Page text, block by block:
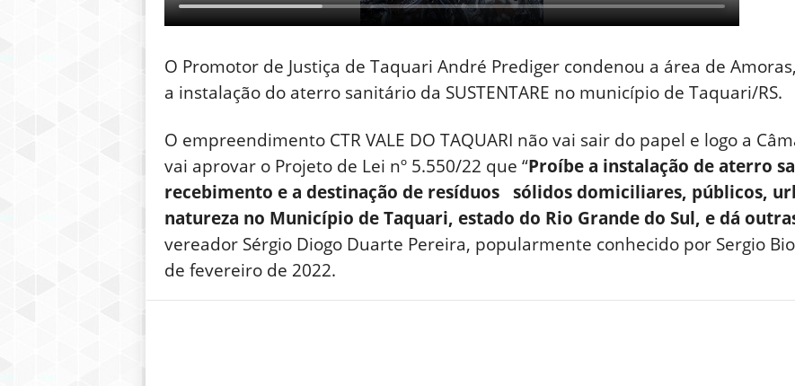
O Promotor de Justiça de Taquari André Prediger condenou a área de
a instalação do aterro sanitário da SUSTENTARE no município de Taquari/RS.
O empreendimento CTR VALE DO TAQUARI não vai sair do papel e logo a
vai aprovar o Projeto de Lei nº 5.550/22 que “Proíbe a instalação de aterro
recebimento e a destinação de resíduos sólidos domiciliares, públicos,
natureza no Município de Taquari, estado do Rio Grande do Sul, e dá
vereador Sérgio Diogo Duarte Pereira, popularmente conhecido por Sergio
de fevereiro de 2022.